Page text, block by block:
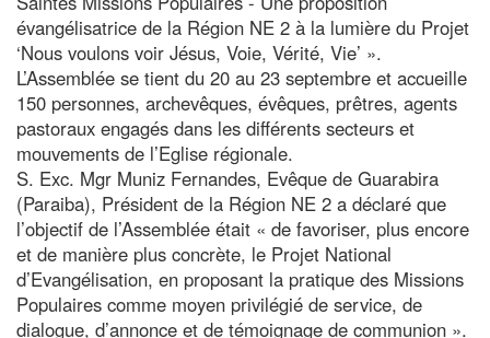
évangélisatrice de la Région NE 2 à la lumière du Projet
‘Nous voulons voir Jésus, Voie, Vérité, Vie’ ».
L’Assemblée se tient du 20 au 23 septembre et accueille
150 personnes, archevêques, évêques, prêtres, agents
pastoraux engagés dans les différents secteurs et
mouvements de l’Eglise régionale.
S. Exc. Mgr Muniz Fernandes, Evêque de Guarabira
(Paraiba), Président de la Région NE 2 a déclaré que
l’objectif de l’Assemblée était « de favoriser, plus encore
et de manière plus concrète, le Projet National
d’Evangélisation, en proposant la pratique des Missions
Populaires comme moyen privilégié de service, de
dialogue, d’annonce et de témoignage de communion ».